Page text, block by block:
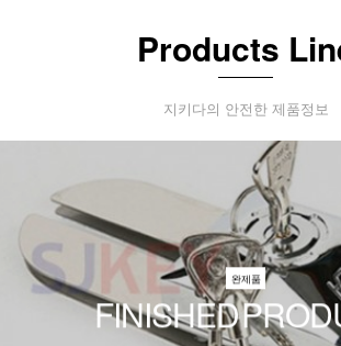
Products
지키다의 안전한 제품정보
완제품
FINISHED